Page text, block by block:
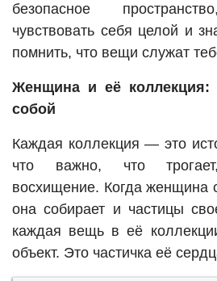
безопасное
чувствовать себя целой и
помнить, что вещи служат
Женщина и её
собой
Каждая коллекция — это
что важно, что
восхищение. Когда женщина
она собирает и частицы
каждая вещь в её
объект. Это частичка её